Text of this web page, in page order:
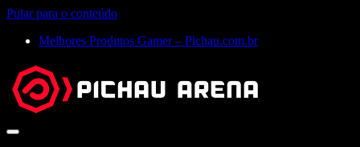
Pular para o conteúdo
Melhores Produtos Gamer – Pichau.com.br
Abrir